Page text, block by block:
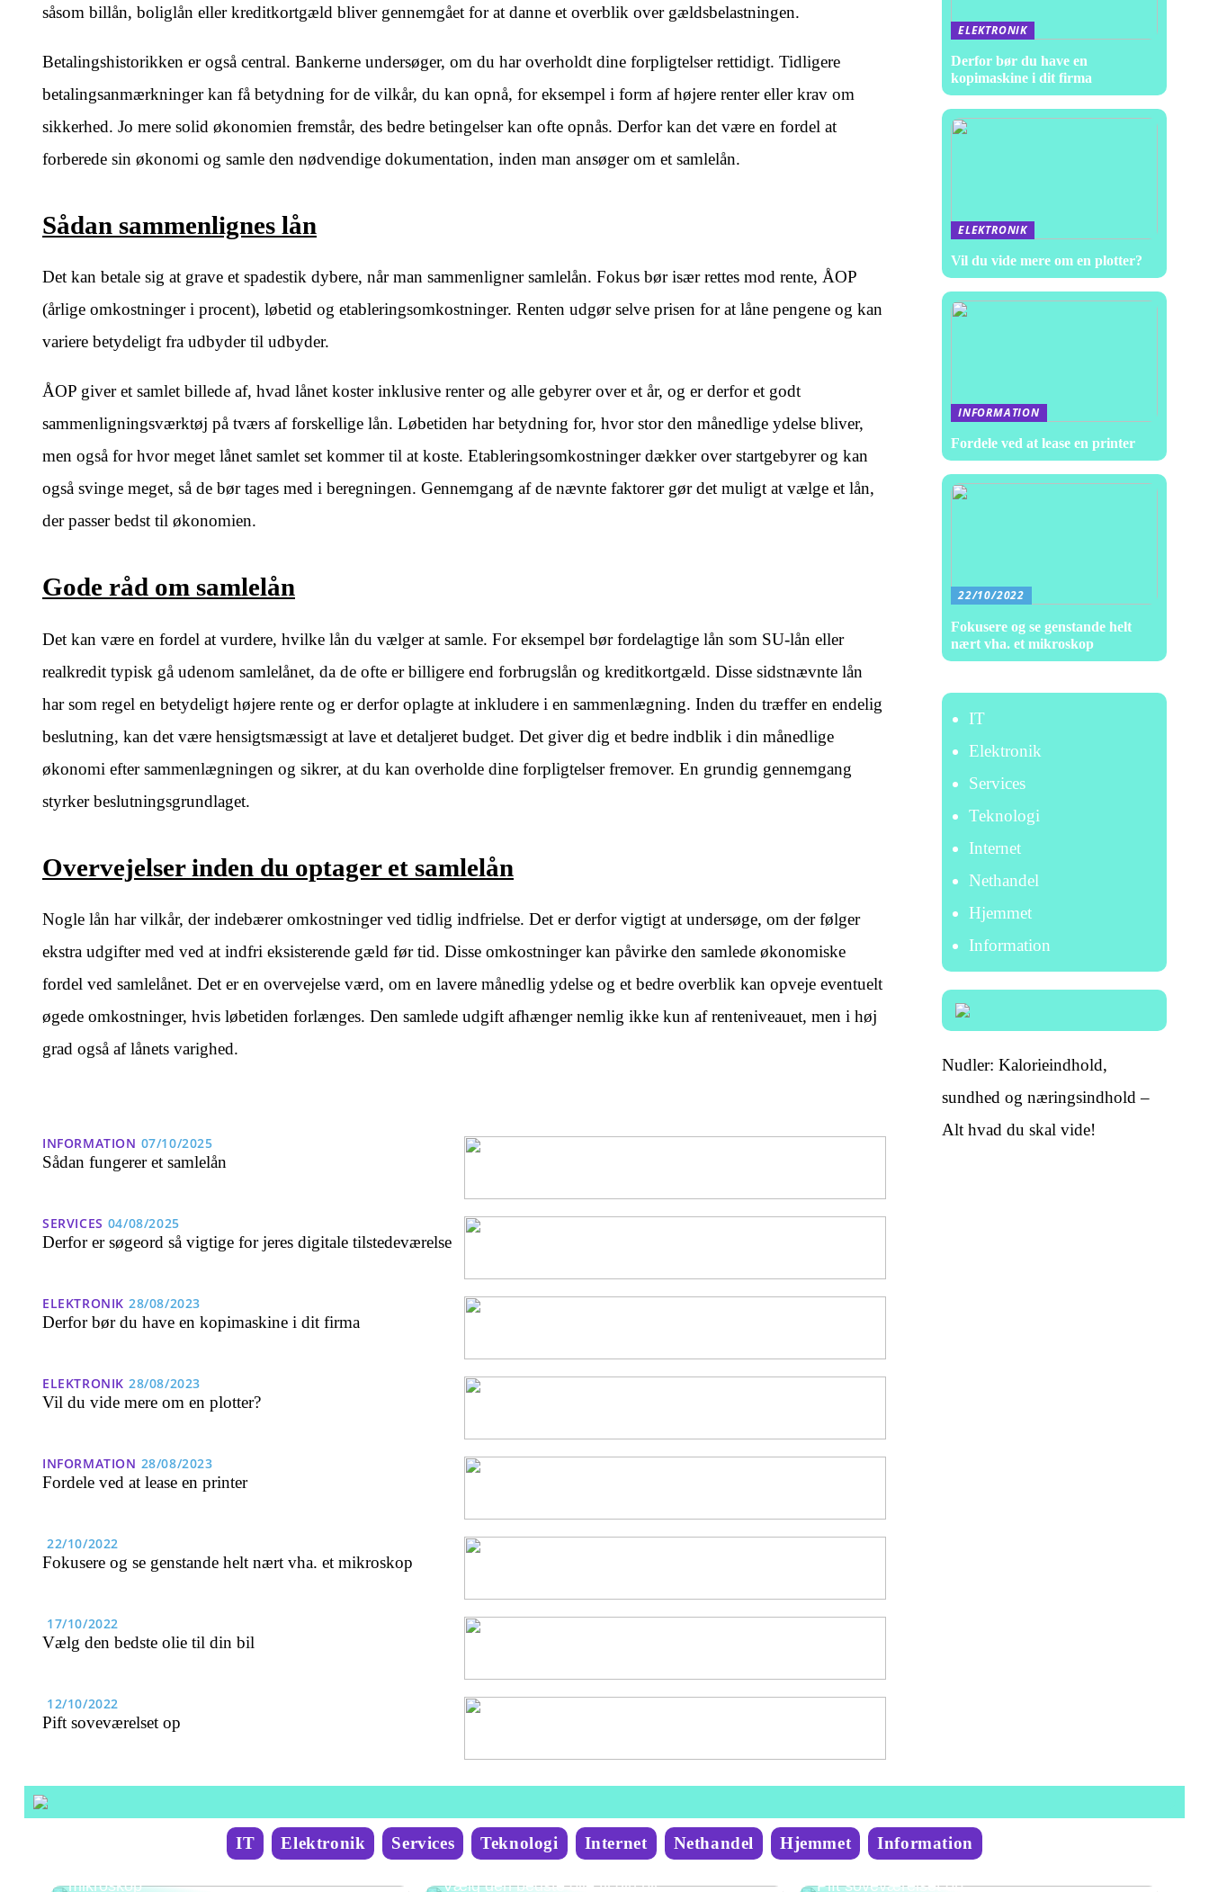
såsom billån, boliglån eller kreditkortgæld bliver gennemgået for at danne et overblik over gældsbelastningen.
Betalingshistorikken er også central. Bankerne undersøger, om du har overholdt dine forpligtelser rettidigt. Tidligere
betalingsanmærkninger kan få betydning for de vilkår, du kan opnå, for eksempel i form af højere renter eller krav om
sikkerhed. Jo mere solid økonomien fremstår, des bedre betingelser kan ofte opnås. Derfor kan det være en fordel at
forberede sin økonomi og samle den nødvendige dokumentation, inden man ansøger om et samlelån.
Sådan sammenlignes lån
Det kan betale sig at grave et spadestik dybere, når man sammenligner samlelån. Fokus bør især rettes mod rente, ÅOP
(årlige omkostninger i procent), løbetid og etableringsomkostninger. Renten udgør selve prisen for at låne pengene og kan
variere betydeligt fra udbyder til udbyder.
ÅOP giver et samlet billede af, hvad lånet koster inklusive renter og alle gebyrer over et år, og er derfor et godt
sammenligningsværktøj på tværs af forskellige lån. Løbetiden har betydning for, hvor stor den månedlige ydelse bliver,
men også for hvor meget lånet samlet set kommer til at koste. Etableringsomkostninger dækker over startgebyrer og kan
også svinge meget, så de bør tages med i beregningen. Gennemgang af de nævnte faktorer gør det muligt at vælge et lån,
der passer bedst til økonomien.
Gode råd om samlelån
Det kan være en fordel at vurdere, hvilke lån du vælger at samle. For eksempel bør fordelagtige lån som SU-lån eller
realkredit typisk gå udenom samlelånet, da de ofte er billigere end forbrugslån og kreditkortgæld. Disse sidstnævnte lån
har som regel en betydeligt højere rente og er derfor oplagte at inkludere i en sammenlægning. Inden du træffer en endelig
beslutning, kan det være hensigtsmæssigt at lave et detaljeret budget. Det giver dig et bedre indblik i din månedlige
økonomi efter sammenlægningen og sikrer, at du kan overholde dine forpligtelser fremover. En grundig gennemgang
styrker beslutningsgrundlaget.
Overvejelser inden du optager et samlelån
Nogle lån har vilkår, der indebærer omkostninger ved tidlig indfrielse. Det er derfor vigtigt at undersøge, om der følger
ekstra udgifter med ved at indfri eksisterende gæld før tid. Disse omkostninger kan påvirke den samlede økonomiske
fordel ved samlelånet. Det er en overvejelse værd, om en lavere månedlig ydelse og et bedre overblik kan opveje eventuelt
øgede omkostninger, hvis løbetiden forlænges. Den samlede udgift afhænger nemlig ikke kun af renteniveauet, men i høj
grad også af lånets varighed.
INFORMATION 07/10/2025
Sådan fungerer et samlelån
SERVICES 04/08/2025
Derfor er søgeord så vigtige for jeres digitale tilstedeværelse
ELEKTRONIK 28/08/2023
Derfor bør du have en kopimaskine i dit firma
ELEKTRONIK 28/08/2023
Vil du vide mere om en plotter?
INFORMATION 28/08/2023
Fordele ved at lease en printer
22/10/2022
Fokusere og se genstande helt nært vha. et mikroskop
17/10/2022
Vælg den bedste olie til din bil
12/10/2022
Pift soveværelset op
ELEKTRONIK
Derfor bør du have en
kopimaskine i dit firma
ELEKTRONIK
Vil du vide mere om en plotter?
INFORMATION
Fordele ved at lease en printer
22/10/2022
Fokusere og se genstande helt
nært vha. et mikroskop
IT
Elektronik
Services
Teknologi
Internet
Nethandel
Hjemmet
Information
Nudler: Kalorieindhold,
sundhed og næringsindhold –
Alt hvad du skal vide!
IT Elektronik Services Teknologi Internet Nethandel Hjemmet Information
mikroskop
Vælg den bedste olie til din bil Pift soveværelset op